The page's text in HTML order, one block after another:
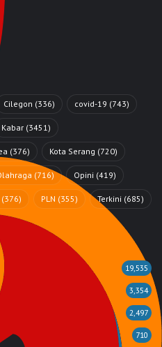
Cilegon (336) covid-19 (743)
Kabar (3451)
(376) Kota Serang (720)
(716) Opini (419)
(376) PLN (355) Terkini (685)
19,535
3,354
2,497
710